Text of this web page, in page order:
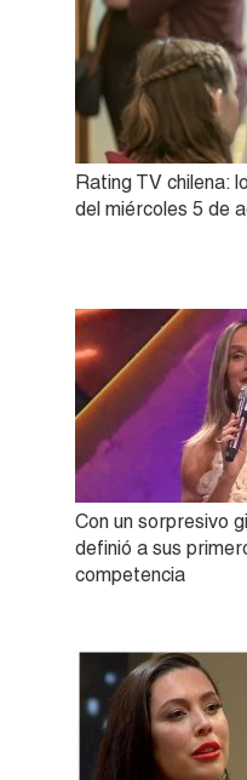
Rating TV chilena:
del miércoles 5 de
Con un sorpresivo
definió a sus
competencia